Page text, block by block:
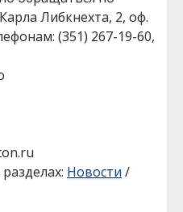
Либкнехта, 2, оф.
(351) 267-19-60,
Новости/